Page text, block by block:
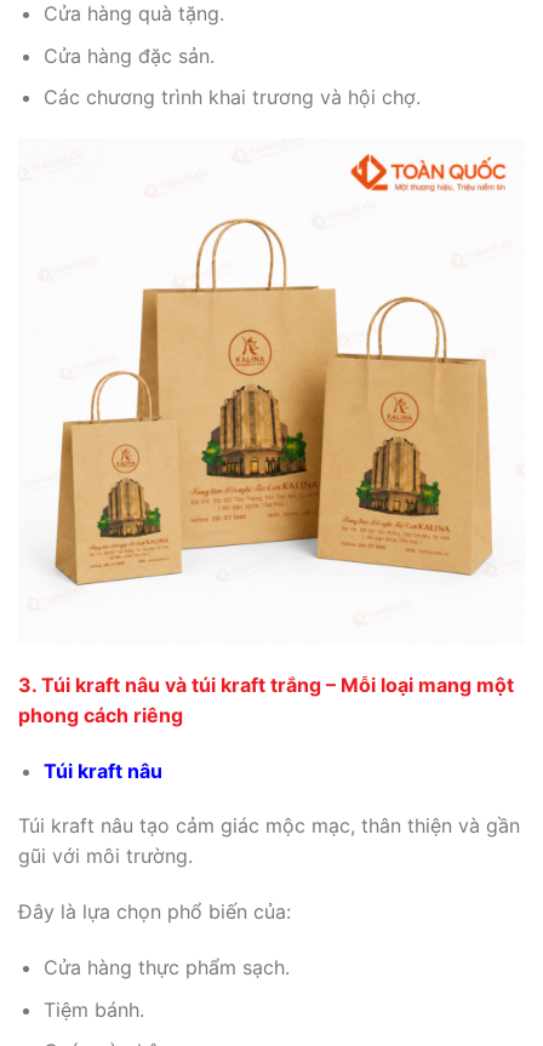
Cửa hàng quà tặng.
Cửa hàng đặc sản.
Các chương trình khai trương và hội chợ.
3. Túi kraft nâu và túi kraft trắng – Mỗi loại mang một
phong cách riêng
Túi kraft nâu
Túi kraft nâu tạo cảm giác mộc mạc, thân thiện và gần
gũi với môi trường.
Đây là lựa chọn phổ biến của:
Cửa hàng thực phẩm sạch.
Tiệm bánh.